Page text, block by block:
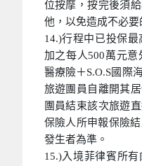
位按摩，按完後須
他，以免造成不必要
14.)行程中已投保
加之每人500萬元
醫療險＋S.O.S國際
旅遊團員自離開其
團員結束該次旅遊
保險人所申報保險
發生者為準。
15.)入境菲律賓所